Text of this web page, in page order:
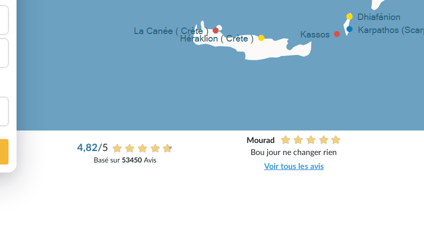
4,82/5
Basé sur 53450Avis
Mourad
Bou jour ne changer rien
Voir tous les avis